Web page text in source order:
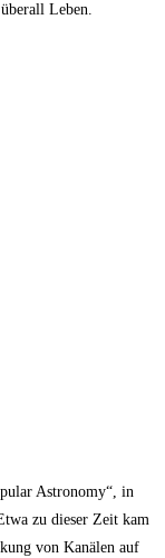
Leben.
Astronomy“, in
zu dieser Zeit kam
von Kanälen auf